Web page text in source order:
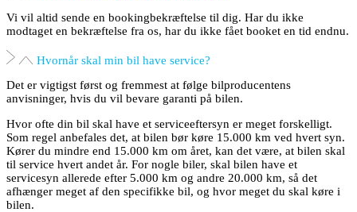
Vi vil altid sende en bookingbekræftelse til dig. Har du ikke
modtaget en bekræftelse fra os, har du ikke fået booket en tid endnu.
Hvornår skal min bil have service?
Det er vigtigst først og fremmest at følge bilproducentens
anvisninger, hvis du vil bevare garanti på bilen.
Hvor ofte din bil skal have et serviceeftersyn er meget forskelligt.
Som regel anbefales det, at bilen bør køre 15.000 km ved hvert syn.
Kører du mindre end 15.000 km om året, kan det være, at bilen skal
til service hvert andet år. For nogle biler, skal bilen have et
servicesyn allerede efter 5.000 km og andre 20.000 km, så det
afhænger meget af den specifikke bil, og hvor meget du skal køre i
bilen.